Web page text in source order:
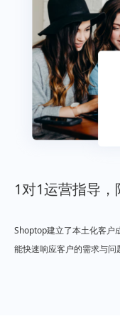
1对1运营指导
Shoptop建立了本土化客户
能快速响应客户的需求与问